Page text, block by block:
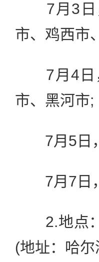
7月3日，
市、鸡西市
7月4日，
市、黑河市;
7月5日，
7月7日，
2.地点：
(地址：哈